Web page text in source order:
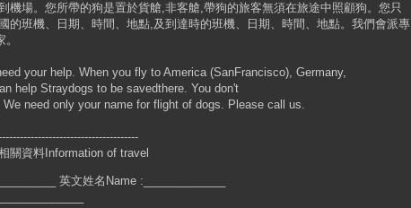
機場。您所帶的狗是置於貨艙,非客艙,帶狗的旅客無須在旅途中照顧狗。您只
的班機、日期、時間、地點,及到達時的班機、日期、時間、地點。我們會派專
your help. When you fly to America (SanFrancisco), Germany,
help Straydogs to be savedthere. You don't
We need only your name for flight of dogs. Please call us.
關資料Information of travel
英文姓名Name :_____________